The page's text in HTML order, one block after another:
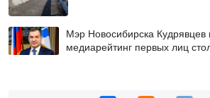
Мэр Новосибирска Кудрявцев
медиарейтинг первых лиц